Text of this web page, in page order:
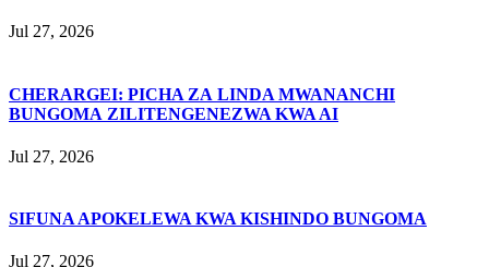
Jul 27, 2026
CHERARGEI: PICHA ZA LINDA MWANANCHI
BUNGOMA ZILITENGENEZWA KWA AI
Jul 27, 2026
SIFUNA APOKELEWA KWA KISHINDO BUNGOMA
Jul 27, 2026